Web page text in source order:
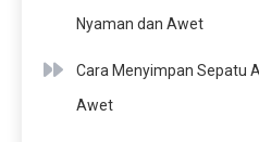
Nyaman dan Awet
Cara Menyimpan Sepatu
Awet